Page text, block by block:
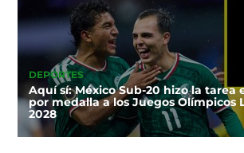
DEPORTES
Aquí sí: México Sub-20 hizo la tarea
por medalla a los Juegos Olímpicos
2028